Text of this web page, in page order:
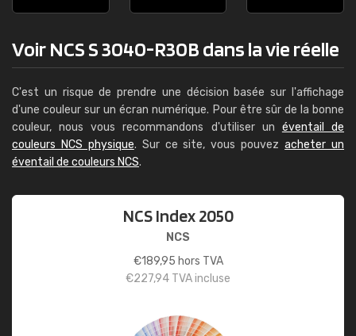
Voir NCS S 3040-R30B dans la vie réelle
C'est un risque de prendre une décision basée sur l'affichage
d'une couleur sur un écran numérique. Pour être sûr de la bonne
couleur, nous vous recommandons d'utiliser un éventail de
couleurs NCS physique. Sur ce site, vous pouvezacheter un
éventail de couleurs NCS.
NCS Index 2050
NCS
€189,95 hors TVA
€227,94 TVA incluse